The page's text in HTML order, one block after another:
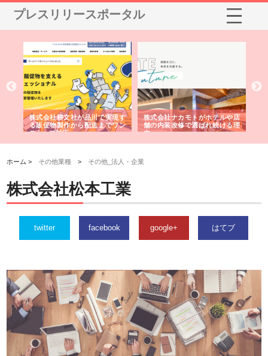
プレスリリースポータル
株式会社耕文社が品川で実現す
る販促物製作から配送までワン
ストップ対応
株式会社ナカモトがホテルや店
舗の内装改修で選ばれ続ける理
由
ホーム > その他業種 > その他_法人・企業
株式会社松本工業
twitter facebook google+ はてブ